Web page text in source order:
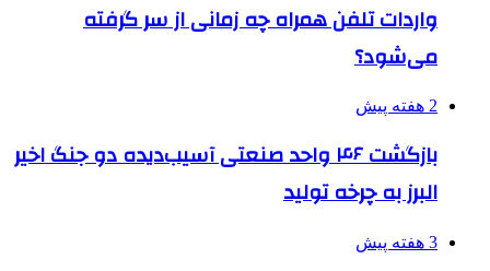
واردات تلفن همراه چه زمانی از سر گرفته
می‌شود؟
2 هفته پیش
بازگشت ۴۶ واحد صنعتی آسیب‌دیده دو جنگ اخیر
البرز به چرخه تولید
3 هفته پیش